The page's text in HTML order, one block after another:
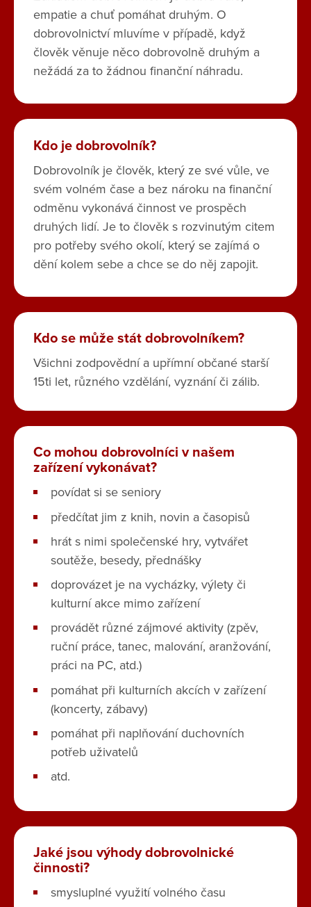
empatie a chuť pomáhat druhým. O
dobrovolnictví mluvíme v případě, když
člověk věnuje něco dobrovolně druhým a
nežádá za to žádnou finanční náhradu.
Kdo je dobrovolník?
Dobrovolník je člověk, který ze své vůle, ve
svém volném čase a bez nároku na finanční
odměnu vykonává činnost ve prospěch
druhých lidí. Je to člověk s rozvinutým citem
pro potřeby svého okolí, který se zajímá o
dění kolem sebe a chce se do něj zapojit.
Kdo se může stát dobrovolníkem?
Všichni zodpovědní a upřímní občané starší
15ti let, různého vzdělání, vyznání či zálib.
Co mohou dobrovolníci v našem
zařízení vykonávat?
povídat si se seniory
předčítat jim z knih, novin a časopisů
hrát s nimi společenské hry, vytvářet
soutěže, besedy, přednášky
doprovázet je na vycházky, výlety či
kulturní akce mimo zařízení
provádět různé zájmové aktivity (zpěv,
ruční práce, tanec, malování, aranžování,
práci na PC, atd.)
pomáhat při kulturních akcích v zařízení
(koncerty, zábavy)
pomáhat při naplňování duchovních
potřeb uživatelů
atd.
Jaké jsou výhody dobrovolnické
činnosti?
smysluplné využití volného času